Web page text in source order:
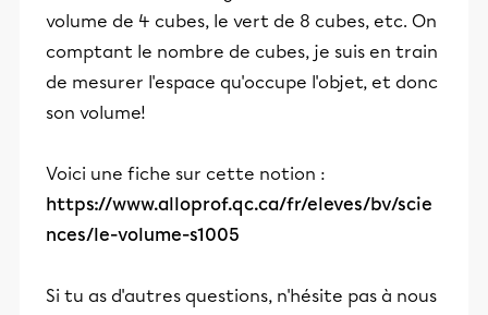
volume de 4 cubes, le vert de 8 cubes, etc. On
comptant le nombre de cubes, je suis en train
de mesurer l'espace qu'occupe l'objet, et donc
son volume!
Voici une fiche sur cette notion :
https://www.alloprof.qc.ca/fr/eleves/bv/scie
nces/le-volume-s1005
Si tu as d'autres questions, n'hésite pas à nous